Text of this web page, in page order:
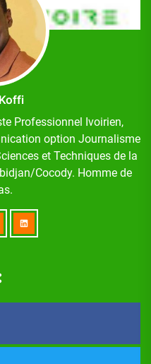
Professionnel Ivoirien,
option Journalisme
et Techniques de la
Cocody. Homme de